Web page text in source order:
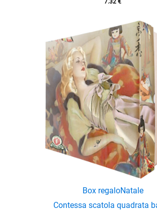
7.32 €
Box regaloNatale
Contessa scatola quadrata